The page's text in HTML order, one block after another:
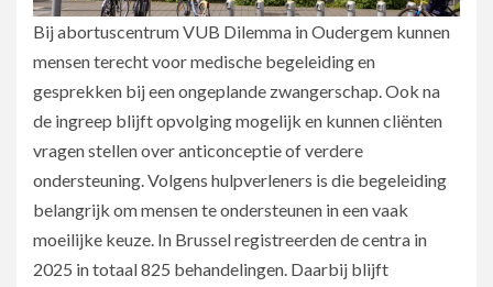
Bij abortuscentrum VUB Dilemma in Oudergem kunnen
mensen terecht voor medische begeleiding en
gesprekken bij een ongeplande zwangerschap. Ook na
de ingreep blijft opvolging mogelijk en kunnen cliënten
vragen stellen over anticonceptie of verdere
ondersteuning. Volgens hulpverleners is die begeleiding
belangrijk om mensen te ondersteunen in een vaak
moeilijke keuze. In Brussel registreerden de centra in
2025 in totaal 825 behandelingen. Daarbij blijft